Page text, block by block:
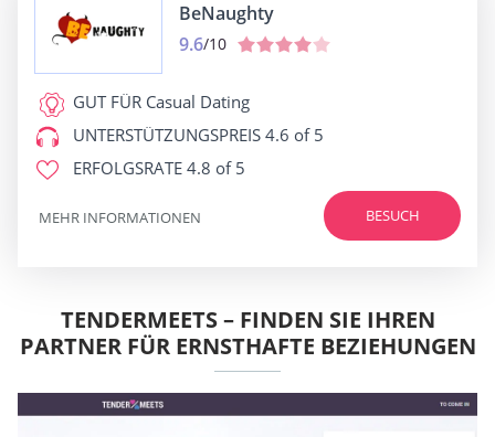
BeNaughty
9.6/10
GUT FÜR Casual Dating
UNTERSTÜTZUNGSPREIS 4.6 of 5
ERFOLGSRATE 4.8 of 5
BESUCH
MEHR INFORMATIONEN
TENDERMEETS – FINDEN SIE IHREN
PARTNER FÜR ERNSTHAFTE BEZIEHUNGEN